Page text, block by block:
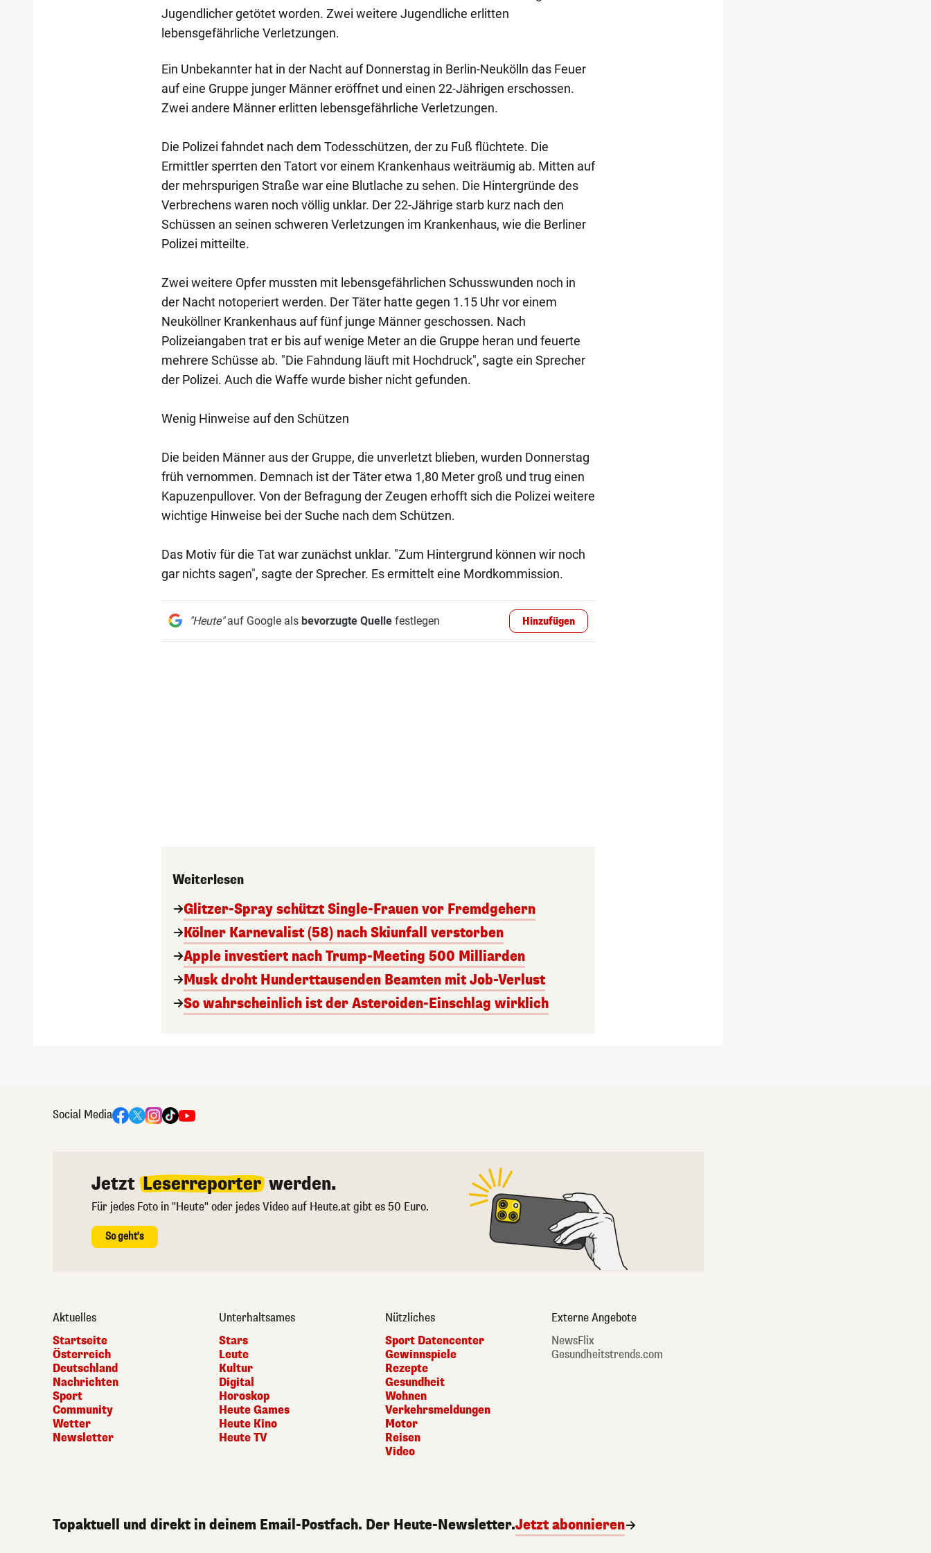
Jugendlicher getötet worden. Zwei weitere Jugendliche erlitten
lebensgefährliche Verletzungen.
Ein Unbekannter hat in der Nacht auf Donnerstag in Berlin-Neukölln das Feuer
auf eine Gruppe junger Männer eröffnet und einen 22-Jährigen erschossen.
Zwei andere Männer erlitten lebensgefährliche Verletzungen.
Die Polizei fahndet nach dem Todesschützen, der zu Fuß flüchtete. Die
Ermittler sperrten den Tatort vor einem Krankenhaus weiträumig ab. Mitten auf
der mehrspurigen Straße war eine Blutlache zu sehen. Die Hintergründe des
Verbrechens waren noch völlig unklar. Der 22-Jährige starb kurz nach den
Schüssen an seinen schweren Verletzungen im Krankenhaus, wie die Berliner
Polizei mitteilte.
Zwei weitere Opfer mussten mit lebensgefährlichen Schusswunden noch in
der Nacht notoperiert werden. Der Täter hatte gegen 1.15 Uhr vor einem
Neuköllner Krankenhaus auf fünf junge Männer geschossen. Nach
Polizeiangaben trat er bis auf wenige Meter an die Gruppe heran und feuerte
mehrere Schüsse ab. "Die Fahndung läuft mit Hochdruck", sagte ein Sprecher
der Polizei. Auch die Waffe wurde bisher nicht gefunden.
Wenig Hinweise auf den Schützen
Die beiden Männer aus der Gruppe, die unverletzt blieben, wurden Donnerstag
früh vernommen. Demnach ist der Täter etwa 1,80 Meter groß und trug einen
Kapuzenpullover. Von der Befragung der Zeugen erhofft sich die Polizei weitere
wichtige Hinweise bei der Suche nach dem Schützen.
Das Motiv für die Tat war zunächst unklar. "Zum Hintergrund können wir noch
gar nichts sagen", sagte der Sprecher. Es ermittelt eine Mordkommission.
"Heute"auf Google als bevorzugte Quellefestlegen Hinzufügen
Weiterlesen
Glitzer-Spray schützt Single-Frauen vor Fremdgehern
Kölner Karnevalist (58) nach Skiunfall verstorben
Apple investiert nach Trump-Meeting 500 Milliarden
Musk droht Hunderttausenden Beamten mit Job-Verlust
So wahrscheinlich ist der Asteroiden-Einschlag wirklich
Social Media
Jetzt Leserreporter werden.
Für jedes Foto in "Heute" oder jedes Video auf Heute.at gibt es 50 Euro.
So geht's
Aktuelles
Startseite
Österreich
Deutschland
Nachrichten
Sport
Community
Wetter
Newsletter
Unterhaltsames
Stars
Leute
Kultur
Digital
Horoskop
Heute Games
Heute Kino
Heute TV
Nützliches
Sport Datencenter
Gewinnspiele
Rezepte
Gesundheit
Wohnen
Verkehrsmeldungen
Motor
Reisen
Video
Externe Angebote
NewsFlix
Gesundheitstrends.com
Topaktuell und direkt in deinem Email-Postfach. Der Heute-Newsletter.Jetzt abonnieren